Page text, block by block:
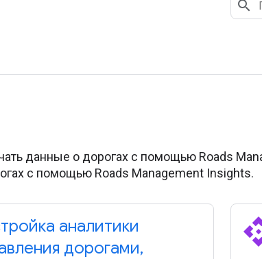
данные о дорогах с помощью Roads
с помощью Roads Management Insights.
аналитики
дорогами,